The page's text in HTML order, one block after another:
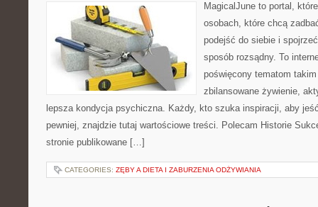
MagicalJune to portal,
osobach, które chcą
podejść do siebie i
sposób rozsądny. To
poświęcony tematom
zbilansowane żywienie,
lepsza kondycja psychiczna. Każdy, kto szuka inspiracji, aby
pewniej, znajdzie tutaj wartościowe treści. Polecam Historie
stronie publikowane […]
CATEGORIES: ZĘBY A DIETA I ZABURZENIA ODŻYWIANIA